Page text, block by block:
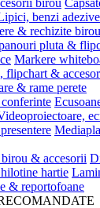
birou
benzi
& rechizite birou
pluta &
Markere
flipchart &
& rame perete
& accesorii
hartie
& reportofoane